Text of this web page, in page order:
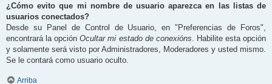
¿Cómo evito que mi nombre de usuario aparezca en las listas de
usuarios conectados?
Desde su Panel de Control de Usuario, en "Preferencias de Foros",
encontrará la opciónOcultar mi estado de conexións . Habilite esta opción
y solamente será visto por Administradores, Moderadores y usted mismo.
Se le contará como usuario oculto.
Arriba